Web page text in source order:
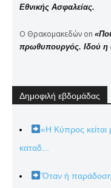
Εθνικής Ασφαλείας.
Ο Θρακομακεδών on
πρωθυπουργός. Ιδού η
Δημοφιλή εβδομάδας
«Η Κύπρος
καταδ...
Ὅταν ἡ